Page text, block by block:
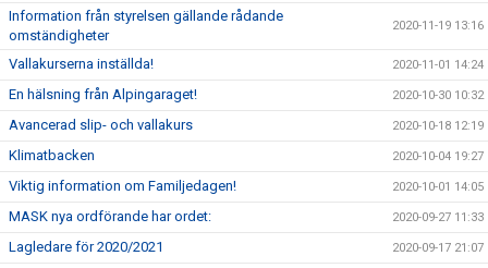
Information från styrelsen gällande rådande
omständigheter
2020-11-19 13:16
Vallakurserna inställda! 2020-11-01 14:24
En hälsning från Alpingaraget! 2020-10-30 10:32
Avancerad slip- och vallakurs 2020-10-18 12:19
Klimatbacken 2020-10-04 19:27
Viktig information om Familjedagen! 2020-10-01 14:05
MASK nya ordförande har ordet: 2020-09-27 11:33
Lagledare för 2020/2021 2020-09-17 21:07